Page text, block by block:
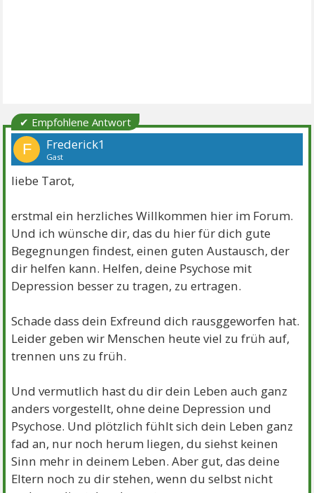
✔ Empfohlene Antwort
F Frederick1
Gast
liebe Tarot,
erstmal ein herzliches Willkommen hier im Forum.
Und ich wünsche dir, das du hier für dich gute
Begegnungen findest, einen guten Austausch, der
dir helfen kann. Helfen, deine Psychose mit
Depression besser zu tragen, zu ertragen.
Schade dass dein Exfreund dich rausggeworfen hat.
Leider geben wir Menschen heute viel zu früh auf,
trennen uns zu früh.
Und vermutlich hast du dir dein Leben auch ganz
anders vorgestellt, ohne deine Depression und
Psychose. Und plötzlich fühlt sich dein Leben ganz
fad an, nur noch herum liegen, du siehst keinen
Sinn mehr in deinem Leben. Aber gut, das deine
Eltern noch zu dir stehen, wenn du selbst nicht